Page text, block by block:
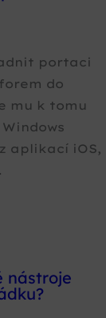
portaci
do
mu k tomu
aplikací iOS,
nástroje